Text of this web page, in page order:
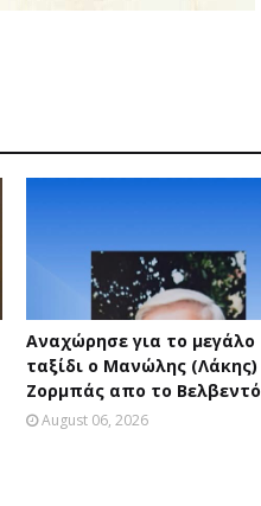
Αναχώρησε για το μεγάλο
ταξίδι ο Μανώλης (Λάκης)
Ζορμπάς απο το Βελβεντό
August 06, 2026